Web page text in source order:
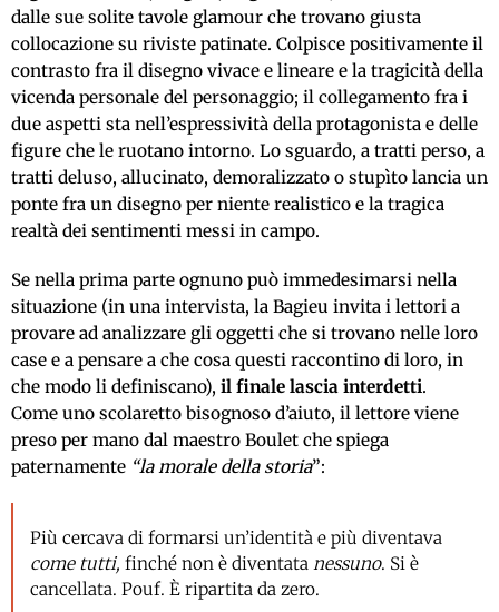
dalle sue solite tavole glamour che trovano giusta
collocazione su riviste patinate. Colpisce positivamente il
contrasto fra il disegno vivace e lineare e la tragicità della
vicenda personale del personaggio; il collegamento fra i
due aspetti sta nell’espressività della protagonista e delle
figure che le ruotano intorno. Lo sguardo, a tratti perso, a
tratti deluso, allucinato, demoralizzato o stupìto lancia un
ponte fra un disegno per niente realistico e la tragica
realtà dei sentimenti messi in campo.
Se nella prima parte ognuno può immedesimarsi nella
situazione (in una intervista, la Bagieu invita i lettori a
provare ad analizzare gli oggetti che si trovano nelle loro
case e a pensare a che cosa questi raccontino di loro, in
che modo li definiscano), il finale lascia interdetti.
Come uno scolaretto bisognoso d’aiuto, il lettore viene
preso per mano dal maestro Boulet che spiega
paternamente “la morale della storia”:
Più cercava di formarsi un’identità e più diventava
come tutti,finché non è diventata nessuno. Si è
cancellata. Pouf. È ripartita da zero.